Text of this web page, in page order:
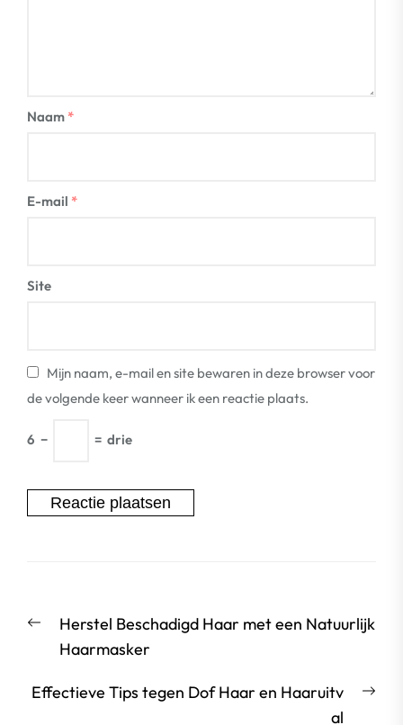
Naam *
E-mail *
Site
Mijn naam, e-mail en site bewaren in deze browser voor
de volgende keer wanneer ik een reactie plaats.
6 − = drie
Vorige
bericht:
Herstel Beschadigd Haar met een Natuurlijk
Haarmasker
Effectieve Tips tegen Dof Haar en Haaruitv
al